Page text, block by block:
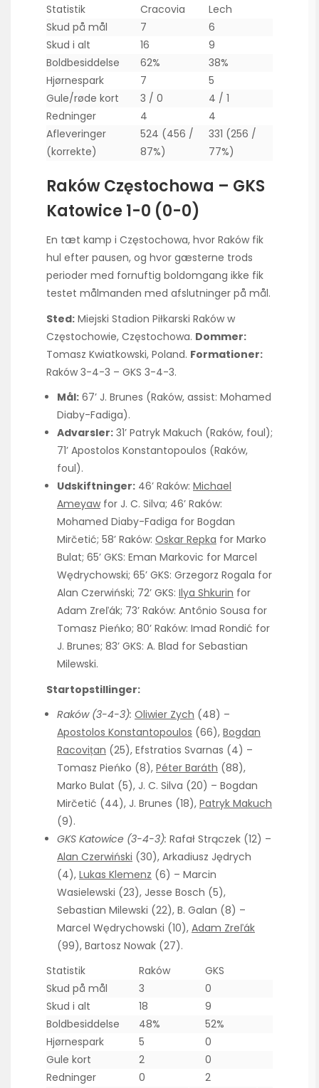
Statistik
Cracovia
Lech
Skud på mål
7
6
Skud i alt
16
9
Boldbesiddelse
62%
38%
Hjørnespark
7
5
Gule/røde kort
3 / 0
4 / 1
Redninger
4
4
Afleveringer
(korrekte)
524 (456 /
87%)
331 (256 /
77%)
Raków Częstochowa – GKS
Katowice 1-0 (0-0)
En tæt kamp i Częstochowa, hvor Raków fik
hul efter pausen, og hvor gæsterne trods
perioder med fornuftig boldomgang ikke fik
testet målmanden med afslutninger på mål.
Sted: Miejski Stadion Piłkarski Raków w
Częstochowie, Częstochowa. Dommer:
Tomasz Kwiatkowski, Poland. Formationer:
Raków 3-4-3 – GKS 3-4-3.
Mål: 67’ J. Brunes (Raków, assist: Mohamed
Diaby-Fadiga).
Advarsler: 31’ Patryk Makuch (Raków, foul);
71’ Apostolos Konstantopoulos (Raków,
foul).
Udskiftninger: 46’ Raków: Michael
Ameyaw for J. C. Silva; 46’ Raków:
Mohamed Diaby-Fadiga for Bogdan
Mirčetić; 58’ Raków: Oskar Repka for Marko
Bulat; 65’ GKS: Eman Markovic for Marcel
Wędrychowski; 65’ GKS: Grzegorz Rogala for
Alan Czerwiński; 72’ GKS: Ilya Shkurin for
Adam Zreľák; 73’ Raków: Antônio Sousa for
Tomasz Pieńko; 80’ Raków: Imad Rondić for
J. Brunes; 83’ GKS: A. Blad for Sebastian
Milewski.
Startopstillinger:
Raków (3-4-3): Oliwier Zych (48) –
Apostolos Konstantopoulos (66), Bogdan
Racovițan (25), Efstratios Svarnas (4) –
Tomasz Pieńko (8), Péter Baráth (88),
Marko Bulat (5), J. C. Silva (20) – Bogdan
Mirčetić (44), J. Brunes (18), Patryk Makuch
(9).
GKS Katowice (3-4-3): Rafał Strączek (12) –
Alan Czerwiński (30), Arkadiusz Jędrych
(4), Lukas Klemenz (6) – Marcin
Wasielewski (23), Jesse Bosch (5),
Sebastian Milewski (22), B. Galan (8) –
Marcel Wędrychowski (10), Adam Zreľák
(99), Bartosz Nowak (27).
Statistik
Raków
GKS
Skud på mål
3
0
Skud i alt
18
9
Boldbesiddelse
48%
52%
Hjørnespark
5
0
Gule kort
2
0
Redninger
0
2